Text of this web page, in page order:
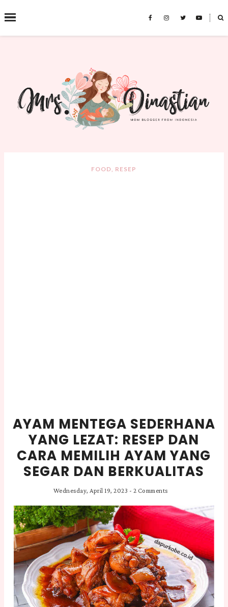
˟
SEARCH THIS BLOG
FOOD, RESEP
AYAM MENTEGA SEDERHANA
YANG LEZAT: RESEP DAN
CARA MEMILIH AYAM YANG
SEGAR DAN BERKUALITAS
Wednesday, April 19, 2023 - 2 Comments